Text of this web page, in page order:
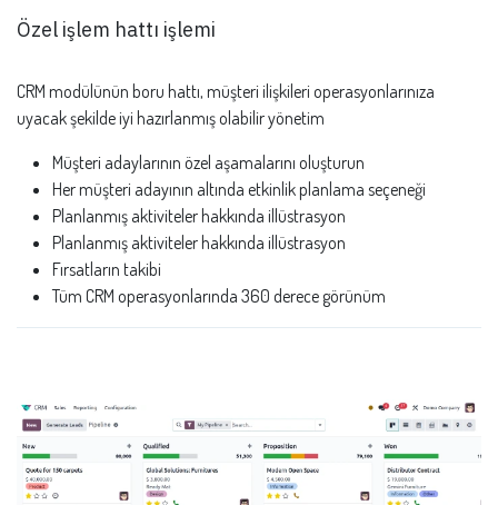
Özel işlem hattı işlemi
CRM modülünün boru hattı, müşteri ilişkileri operasyonlarınıza
uyacak şekilde iyi hazırlanmış olabilir yönetim
Müşteri adaylarının özel aşamalarını oluşturun
Her müşteri adayının altında etkinlik planlama seçeneği
Planlanmış aktiviteler hakkında illüstrasyon
Planlanmış aktiviteler hakkında illüstrasyon
Fırsatların takibi
Tüm CRM operasyonlarında 360 derece görünüm